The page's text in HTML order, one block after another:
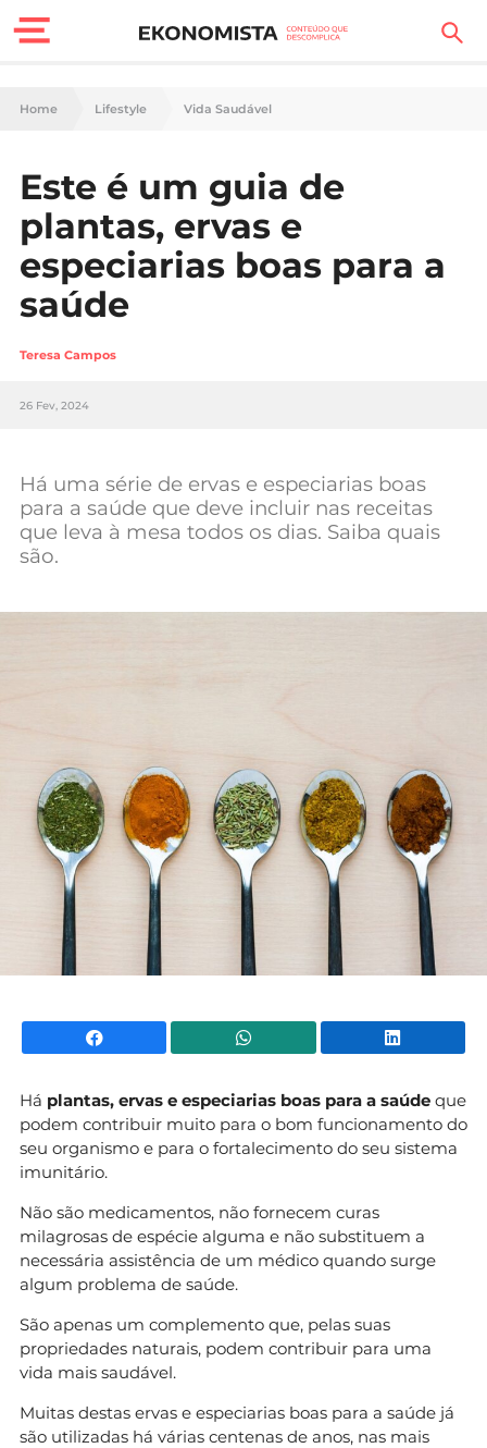
Finanças Pessoais
Carreira
Casa
Lifestyle
Sociedade
Tecnologia
Negócios
Mundial 2026
Home Lifestyle Vida Saudável
Este é um guia de
plantas, ervas e
especiarias boas para a
saúde
Teresa Campos
26 Fev, 2024
Há uma série de ervas e especiarias boas
para a saúde que deve incluir nas receitas
que leva à mesa todos os dias. Saiba quais
são.
Facebook WhatsApp
Há plantas, ervas e especiarias boas para a saúde que
podem contribuir muito para o bom funcionamento do
seu organismo e para o fortalecimento do seu sistema
imunitário.
Não são medicamentos, não fornecem curas
milagrosas de espécie alguma e não substituem a
necessária assistência de um médico quando surge
algum problema de saúde.
São apenas um complemento que, pelas suas
propriedades naturais, podem contribuir para uma
vida mais saudável.
Muitas destas ervas e especiarias boas para a saúde já
são utilizadas há várias centenas de anos, nas mais